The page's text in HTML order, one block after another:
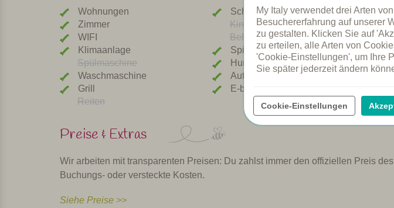
Wohnungen Schwimmbad
Zimmer
Kinderbecken
WIFI
Beheizter Pool
Klimaanlage
Spielplatz
Spülmaschine
Hunde willkommen
Waschmaschine
Autoladestation
Grill
E-bike verleih
Reiten
Preise & Extras
Wir arbeiten mit transparenten Preisen: Du zahlst immer den offiziellen Preis
Buchungs- oder versteckte Kosten.
Siehe Preise >>
My Italy verwendet drei Arten
Besuchererfahrung auf unserer
zu gestalten. Klicken Sie auf
zu erteilen, alle Arten von
'Cookie-Einstellungen', um Ihre
Sie später jederzeit ändern
Cookie-Einstellungen